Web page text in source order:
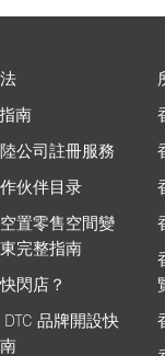
南
公司註冊服務
伙伴目录
置零售空間變
完整指南
閃店？
品牌開設快